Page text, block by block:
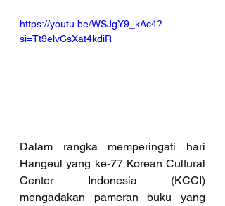
https://youtu.be/WSJgY9_kAc4?
si=Tt9elvCsXat4kdiR
Dalam rangka memperingati hari
Hangeul yang ke-77 Korean Cultural
Center Indonesia (KCCI)
mengadakan pameran buku yang